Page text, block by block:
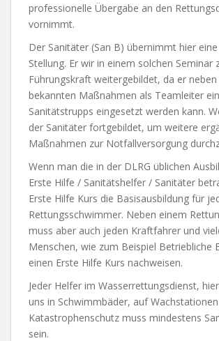
professionelle Übergabe an den
vornimmt.
Der Sanitäter (San B) übernimmt hier
Stellung. Er wir in einem solchen Seminar
Führungskraft weitergebildet, da er
bekannten Maßnahmen als Teamleiter
Sanitätstrupps eingesetzt werden kann.
der Sanitäter fortgebildet, um weitere
Maßnahmen zur Notfallversorgung
Wenn man die in der DLRG üblichen
Erste Hilfe / Sanitätshelfer / Sanitäter
Erste Hilfe Kurs die Basisausbildung für
Rettungsschwimmer. Neben einem
muss aber auch jeden Kraftfahrer und
Menschen, wie zum Beispiel Betriebliche
einen Erste Hilfe Kurs nachweisen.
Jeder Helfer im Wasserrettungsdienst,
uns in Schwimmbäder, auf
Katastrophenschutz muss mindestens
sein.